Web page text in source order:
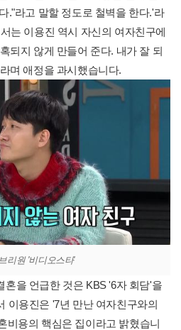
."라고 말할 정도로 철벽을 한다.'라
는 이용진 역시 자신의 여자친구에
되지 않게 만들어 준다. 내가 잘 되
며 애정을 과시했습니다.
리원 '비디오스타'
혼을 언급한 것은 KBS '6자 회담'을
이용진은 '7년 만난 여자친구와의
비용의 핵심은 집이라고 밝혔습니